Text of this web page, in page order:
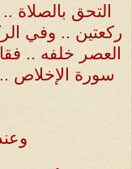
التحق
ركعتين .. وفي
العصر خلفه ..
سورة الإخلاص